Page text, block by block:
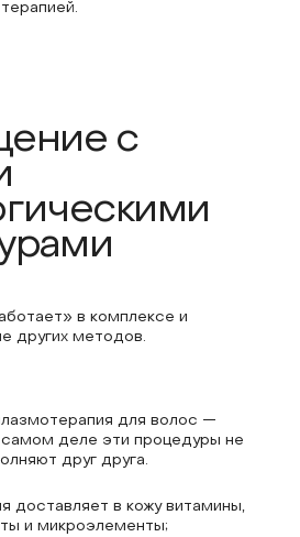
с
в комплексе и
других методов.
для волос —
деле эти процедуры не
друг друга.
доставляет в кожу витамины,
и микроэлементы;